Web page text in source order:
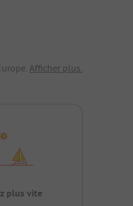
Afficher plus.
plus vite